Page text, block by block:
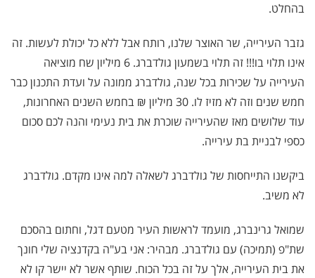
בהחלט.
גזבר העירייה, שר האוצר שלנו, רותח אבל ללא כל יכולת לעשות. זה
אינו תלוי בו!!! זה תלוי בשמעון גולדברג. 6 מיליון שח מוציאה
העירייה על שכירות בכל שנה, גולדברג ממונה על ועדת התכנון כבר
חמש שנים וזה לא מזיז לו. 30 מיליון ₪ בחמש השנים האחרונות,
עוד שלושים מאז שהעירייה שוכרת את בית נעימי והנה לכם סכום
כספי לבניית בת עירייה.
ביקשנו התייחסות של גולדברג לשאלה למה אינו מקדם. גולדברג
לא משיב.
שמואל גרינברג, מועמד לראשות העיר מטעם דגל, וחתום בהסכם
שת"פ (תמיכה) עם גולדברג. מבהיר: אני בע"ה בקדנציה שלי חונך
את בית העירייה, אלך על זה בכל הכוח. שותף אשר לא יישר קו לא